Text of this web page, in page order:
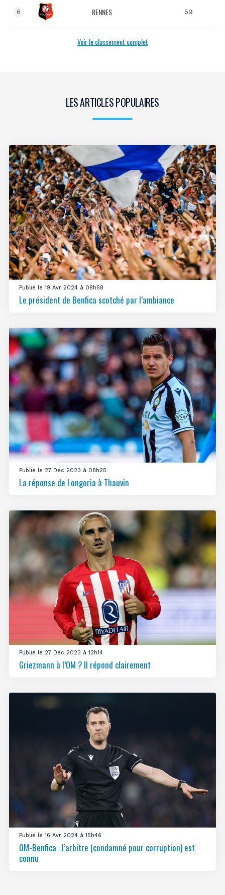
6 RENNES 59
Voir le classement complet
LES ARTICLES POPULAIRES
Publié le 19 Avr 2024 à 08h58
Le président de Benfica scotché par l’ambiance
Publié le 27 Déc 2023 à 08h25
La réponse de Longoria à Thauvin
Publié le 27 Déc 2023 à 12h14
Griezmann à l’OM ? Il répond clairement
Publié le 16 Avr 2024 à 15h46
OM-Benfica : l’arbitre (condamné pour corruption) est
connu